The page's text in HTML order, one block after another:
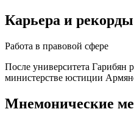
Карьера и рекорды
Работа в правовой сфере
После университета Гарибян
министерстве юстиции
Мнемонические